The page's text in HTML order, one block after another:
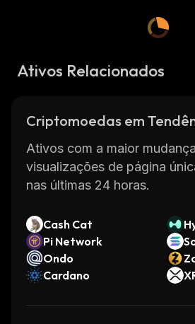
Ativos Relacionados
Criptomoedas em
Ativos com a maior
visualizações de página
nas últimas 24 horas.
Cash Cat
Pi Network
Ondo
Cardano